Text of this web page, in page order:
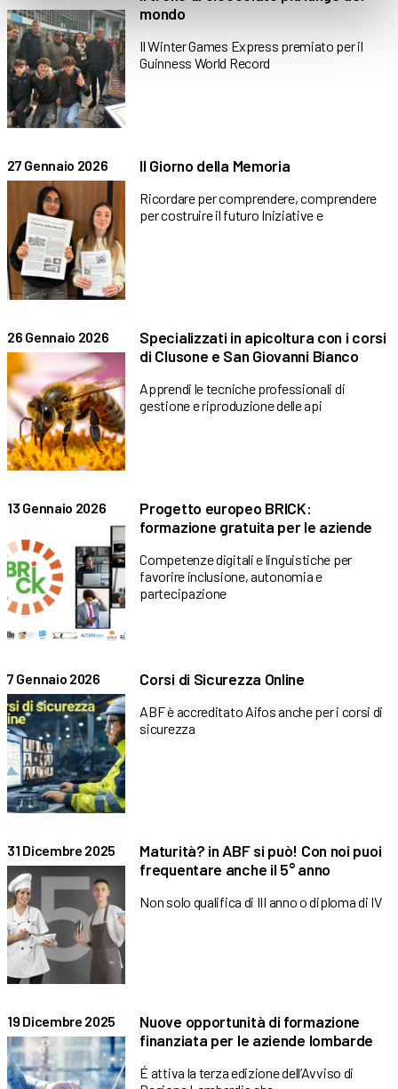
mondo
Il Winter Games Express premiato per il
Guinness World Record
27 Gennaio 2026 Il Giorno della Memoria
Ricordare per comprendere, comprendere
per costruire il futuro Iniziative e
26 Gennaio 2026
Specializzati in apicoltura con i corsi
di Clusone e San Giovanni Bianco
Apprendi le tecniche professionali di
gestione e riproduzione delle api
13 Gennaio 2026
Progetto europeo BRICK:
formazione gratuita per le aziende
Competenze digitali e linguistiche per
favorire inclusione, autonomia e
partecipazione
7 Gennaio 2026 Corsi di Sicurezza Online
ABF è accreditato Aifos anche per i corsi di
sicurezza
31 Dicembre 2025
Maturità? in ABF si può! Con noi puoi
frequentare anche il 5° anno
Non solo qualifica di III anno o diploma di IV
19 Dicembre 2025
Nuove opportunità di formazione
finanziata per le aziende lombarde
É attiva la terza edizione dell’Avviso di